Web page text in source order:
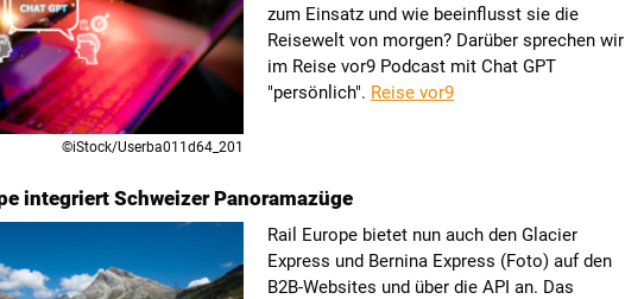
©iStock/Userba011d64_201
zum Einsatz und wie beeinflusst sie die
Reisewelt von morgen? Darüber sprechen wir
im Reise vor9 Podcast mit Chat GPT
"persönlich". Reise vor9
integriert Schweizer Panoramazüge
Rail Europe bietet nun auch den Glacier
Express und Bernina Express (Foto) auf den
B2B-Websites und über die API an. Das